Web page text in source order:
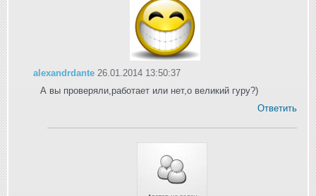
alexandrdante 26.01.2014 13:50:37
А вы проверяли,работает или нет,о великий гуру?)
Ответить